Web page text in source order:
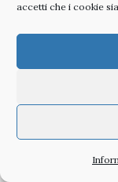
accetti che i cookie
la professione
TAG
anniversari